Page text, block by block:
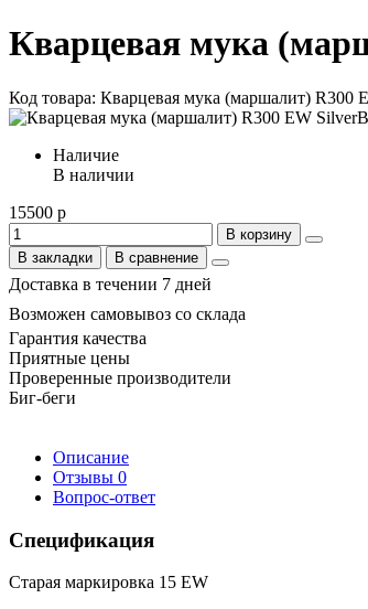
Кварцевая мука
Код товара: Кварцевая мука (маршалит)
Наличие
В наличии
15500 р
В корзину
В закладки
В сравнение
Доставка в течении 7 дней
Возможен самовывоз со склада
Гарантия качества
Приятные цены
Проверенные производители
Биг-беги
Описание
Отзывы 0
Вопрос-ответ
Спецификация
Старая маркировка 15 EW